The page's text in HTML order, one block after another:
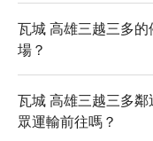
瓦城 高雄三越三多
場？
瓦城 高雄三越三多
眾運輸前往嗎？